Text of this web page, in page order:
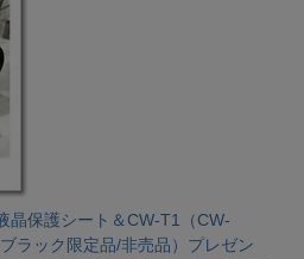
保護シート＆CW-T1（CW-
ラック限定品/非売品）プレゼン